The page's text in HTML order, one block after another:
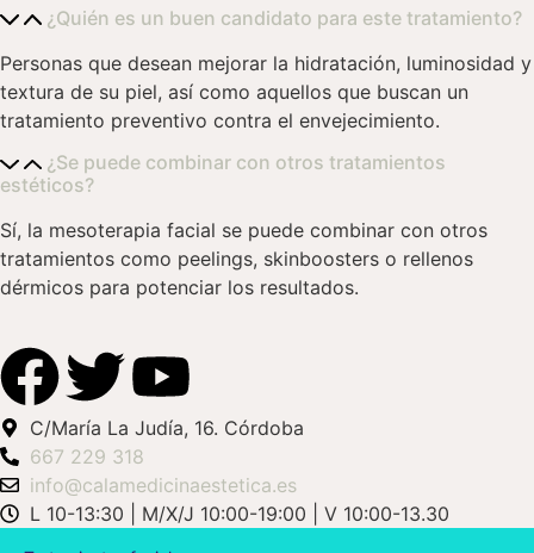
¿Quién es un buen candidato para este tratamiento?
Personas que desean mejorar la hidratación, luminosidad y
textura de su piel, así como aquellos que buscan un
tratamiento preventivo contra el envejecimiento.
¿Se puede combinar con otros tratamientos
estéticos?
Sí, la mesoterapia facial se puede combinar con otros
tratamientos como peelings, skinboosters o rellenos
dérmicos para potenciar los resultados.
C/María La Judía, 16. Córdoba
667 229 318
info@calamedicinaestetica.es
L 10-13:30 | M/X/J 10:00-19:00 | V 10:00-13.30